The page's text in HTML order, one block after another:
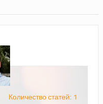
Количество статей: 1